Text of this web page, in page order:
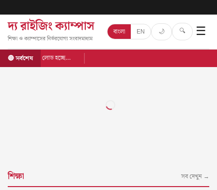
দ্য রাইজিং ক্যাম্পাস
শিক্ষা ও ক্যাম্পাসের নির্ভরযোগ্য সংবাদমাধ্যম
বাংলা EN 🌙 🔍 ☰
🔴 সর্বশেষ লোড হচ্ছে…
শিক্ষা সব দেখুন →